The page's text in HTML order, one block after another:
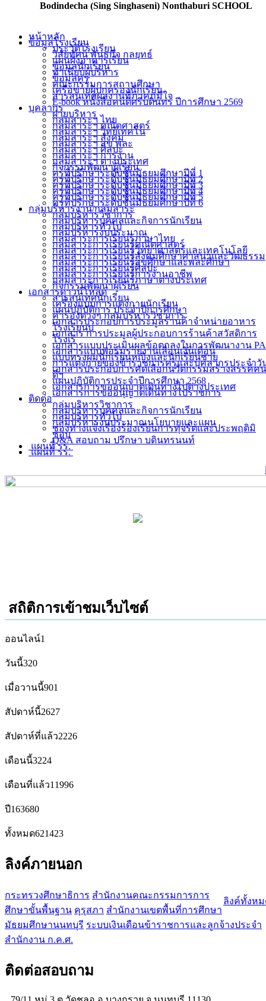
Bodindecha (Sing Singhaseni) Nonthaburi SCHOOL
หน้าหลัก
ข้อมูลโรงเรียน
ประวัติโรงเรียน
วิสัยทัศน์ พันธกิจ กลยุทธ์
แผนผังอาคารเรียน
ข้อมูลนักเรียน
ทำเนียบผู้บริหาร
ข้อมูลครู
คณะกรรมการสถานศึกษา
เครือข่ายผู้ปกครองนักเรียน
สารสนเทศผลงานที่ภาคภูมิใจ
E-book หนังสือคนดีศรีบดินทร ปีการศึกษา 2569
บุคลากร
ฝ่ายบริหาร
กลุ่มสาระฯ ไทย
กลุ่มสาระฯ คณิตศาสตร์
กลุ่มสาระฯ วิทย์เทคโน
กลุ่มสาระฯ สังคม
กลุ่มสาระฯ สุข พละ
กลุ่มสาระฯ ศิลปะ
กลุ่มสาระฯ การงาน
กลุ่มสาระฯ ต่างประเทศ
กิจกรรมพัฒนาผู้เรียน
ครูที่ปรึกษาระดับชั้นมัธยมศึกษาปีที่ 1
ครูที่ปรึกษาระดับชั้นมัธยมศึกษาปีที่ 2
ครูที่ปรึกษาระดับชั้นมัธยมศึกษาปีที่ 3
ครูที่ปรึกษาระดับชั้นมัธยมศึกษาปีที่ 4
ครูที่ปรึกษาระดับชั้นมัธยมศึกษาปีที่ 5
ครูที่ปรึกษาระดับชั้นมัธยมศึกษาปีที่ 6
กลุ่มบริหารงาน/กลุ่มสาระ
กลุ่มบริหารวิชาการ
กลุ่มบริหารบุคคลและกิจการนักเรียน
กลุ่มบริหารทั่วไป
กลุ่มบริหารงบประมาณ
กลุ่มสาระการเรียนรู้ภาษาไทย
กลุ่มสาระการเรียนรู้คณิตศาสตร์
กลุ่มสาระการเรียนรู้วิทยาศาสตร์และเทคโนโลยี
กลุ่มสาระการเรียนรู้สังคมศึกษาศาสนาและวัฒธรรม
กลุ่มสาระการเรียนรู้สุขศึกษาและพละศึกษา
กลุ่มสาระการเรียนรู้ศิลปะ
กลุ่มสาระการเรียนรู้การงานอาชีพ
กลุ่มสาระการเรียนรู้ภาษาต่างประเทศ
กิจกรรมพัฒนาผู้เรียน
เอกสารดาวน์โหลด
สารสนเทศนักเรียน
เครื่องแบบการแต่งกายนักเรียน
แผนปฏิบัติการ ประจำปีการศึกษา
คำรองต่างๆ กลุ่มบริหารวิชาการ
เอกสารประกอบการประมูลร้านค้าจำหน่ายอาหาร
โรงเรียนบ
เอกสาร การประมูลผู้ประกอบการร้านค้าสวัสดิการ
โรงเรี
เอกสารแบบประเมินผลข้อตกลงในการพัฒนางาน PA
เอกสารแบบฟอร์มรายงานเลื่อนเงินเดือน
แบบทรงผมนักเรียนหญิงและนักเรียนชาย
การแต่งกายของข้าราชการครูและบุคลากรประจำวั
เอกสารประกอบการคัดเลือกนวัตกรรมสร้างสรรค์คน
ดีฯ
แผนปฏิบัติการประจำปีการศึกษา 2568
เอกสารการขออนุญาตเดินทางไปต่างประเทศ
เอกสารการขออนุญาตเดินทางไปราชการ
ติดต่อ
กลุ่มบริหารวิชาการ
กลุ่มบริหารบุคคลและกิจการนักเรียน
กลุ่มบริหารทั่วไป
กลุ่มบริหารงบประมาณนโยบายและแผน
ช่องทางแจ้งเรื่องร้องเรียนการทุจริตและประพฤติมิ
ชอบ
Q&A สอบถาม ปรึกษา บดินทรนนท์
แผนที่ รร.
แผนที่ รร.
สถิติการเข้าชมเว็บไซต์
ออนไลน์1
วันนี้320
เมื่อวานนี้901
สัปดาห์นี้2627
สัปดาห์ที่แล้ว2226
เดือนนี้3224
เดือนที่แล้ว11996
ปี163680
ทั้งหมด621423
ลิงค์ภายนอก
ลิงค์ทั้งห
กระทรวงศึกษาธิการ สำนักงานคณะกรรมการการ
ศึกษาขั้นพื้นฐาน คุรุสภา สำนักงานเขตพื้นที่การศึกษา
มัธยมศึกษานนทบุรี ระบบเงินเดือนข้าราชการและลูกจ้างประจำ
สำนักงาน ก.ค.ศ.
ติดต่อสอบถาม